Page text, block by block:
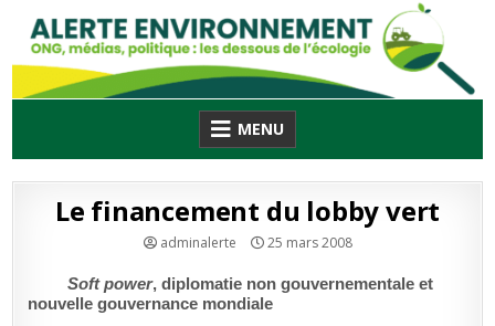
content
MENU
Le financement du lobby vert
adminalerte 25 mars 2008
Soft power, diplomatie non gouvernementale et
nouvelle gouvernance mondiale